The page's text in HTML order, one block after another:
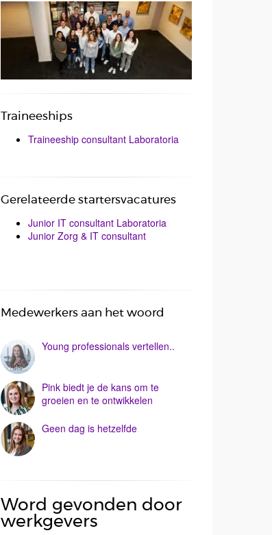
Traineeships
Traineeship consultant Laboratoria
Gerelateerde startersvacatures
Junior IT consultant Laboratoria
Junior Zorg & IT consultant
Medewerkers aan het woord
Young professionals vertellen..
Pink biedt je de kans om te
groeien en te ontwikkelen
Geen dag is hetzelfde
Word gevonden door
werkgevers